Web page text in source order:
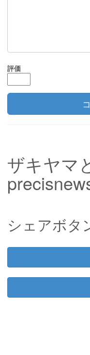
評価
ザキヤマ
シェアボタ